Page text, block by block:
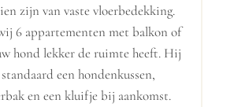
zijn van vaste vloerbedekking.
6 appartementen met balkon of
hond lekker de ruimte heeft. Hij
een hondenkussen,
en een kluifje bij aankomst.